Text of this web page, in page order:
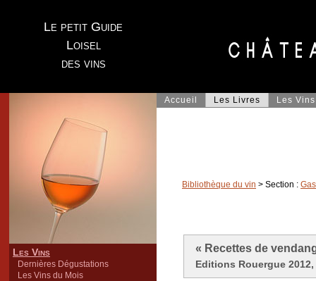
Le petit Guide
Loisel
des vins
Les Vins
Dernières Dégustations
Les Vins du Mois
Accueil Les Livres Les Vins
Bibliothèque du vin > Section :
« Recettes de
Editions Rouergue